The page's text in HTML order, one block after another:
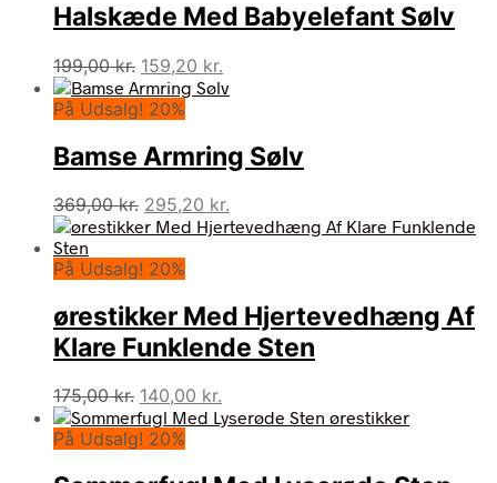
Halskæde Med Babyelefant Sølv
199,00kr. Den
oprindelige
pris
199,00 kr..
159,20 kr.
aktuelle
159,20 kr..
På Udsalg! 20%
Bamse Armring Sølv
369,00kr. Den
oprindelige
var:
295,20 kr.
aktuelle
På Udsalg! 20%
ørestikker Med Hjertevedhæng Af
Klare Funklende Sten
175,00kr. Den
oprindelige
pris
140,00 kr.
aktuelle
På Udsalg! 20%